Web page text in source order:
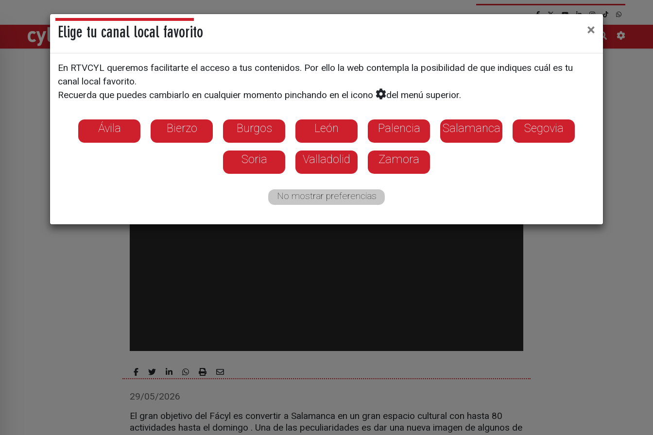
Directos Noticias
El Fácyl enseña a mirar Salamanca de otra
forma
29/05/2026
El gran objetivo del Fácyl es convertir a Salamanca en un gran espacio cultural con hasta 80
actividades hasta el domingo . Una de las peculiaridades es dar una nueva imagen de algunos de
Elige tu canal local favorito ×
En RTVCYL queremos facilitarte el acceso a tus contenidos. Por ello la web contempla la posibilidad de que indiques cuál es tu
canal local favorito.
Recuerda que puedes cambiarlo en cualquier momento pinchando en el icono
del menú superior.
Ávila Bierzo Burgos León Palencia Salamanca Segovia
Soria Valladolid Zamora
No mostrar preferencias